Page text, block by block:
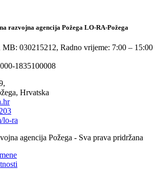
razvojna agencija Požega LO-RA-Požega
030215212, Radno vrijeme: 7:00 – 15:00
1835100008
Hrvatska
lo-ra
agencija Požega - Sva prava pridržana